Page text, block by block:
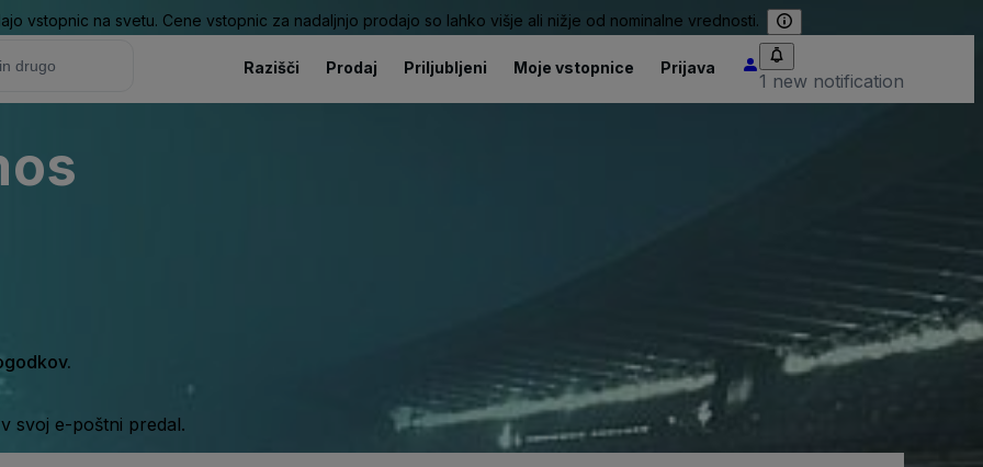
vstopnic na svetu. Cene vstopnic za nadaljnjo prodajo so lahko višje ali nižje od nominalne vrednosti.
Razišči Prodaj Priljubljeni Moje vstopnice Prijava
1 new notification
svoj e-poštni predal.